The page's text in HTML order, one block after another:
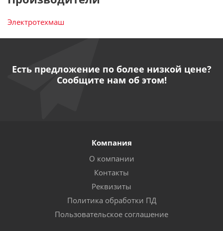
Электротехмаш
Есть предложение по более низкой цене?
Сообщите нам об этом!
Компания
О компании
Контакты
Реквизиты
Политика обработки ПД
Пользовательское соглашение